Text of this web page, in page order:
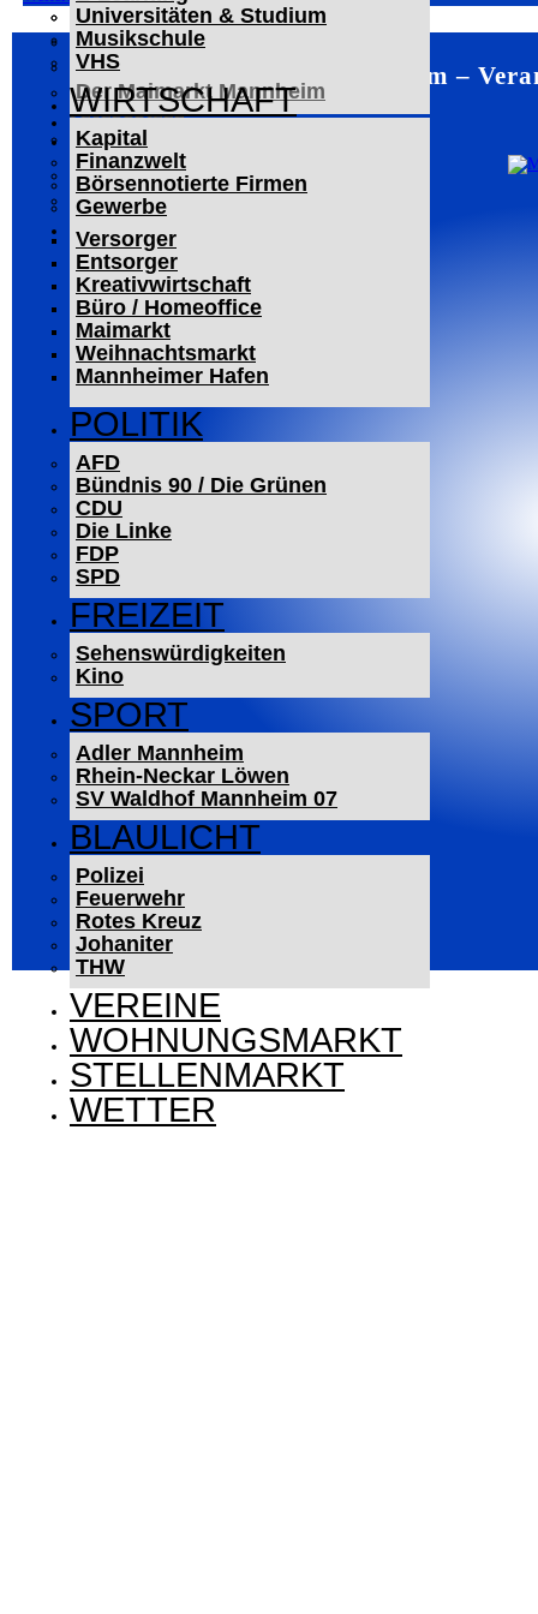
Universitäten & Studium
Musikschule
VHS
WIRTSCHAFT
Kapital
Finanzwelt
Börsennotierte Firmen
Gewerbe
Versorger
Entsorger
Kreativwirtschaft
Büro / Homeoffice
Maimarkt
Weihnachtsmarkt
Mannheimer Hafen
POLITIK
AFD
Bündnis 90 / Die Grünen
CDU
Die Linke
FDP
SPD
FREIZEIT
Sehenswürdigkeiten
Kino
SPORT
Adler Mannheim
Rhein-Neckar Löwen
SV Waldhof Mannheim 07
BLAULICHT
Polizei
Feuerwehr
Rotes Kreuz
Johaniter
THW
VEREINE
WOHNUNGSMARKT
STELLENMARKT
WETTER
Der Mannheimer Wasserturm
Das Technoseum Mannheim
Die Alte Feuerwache
Der Maimarkt Mannheim
LESERBRIEFE
ARCHIV
Das Neueste
Leitartikel
WERBUNG
Mannheim –